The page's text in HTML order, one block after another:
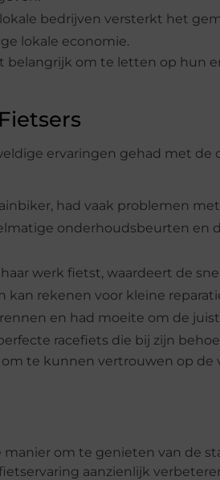
bedrijven versterkt het
lokale economie.
belangrijk om te letten op hun
ervaringen gehad met de
had vaak problemen
onderhoudsbeurten en
werk fietst, waardeert de
kan rekenen voor kleine
en had moeite om de
racefiets die bij zijn
te kunnen vertrouwen op de
om te genieten van de
aanzienlijk